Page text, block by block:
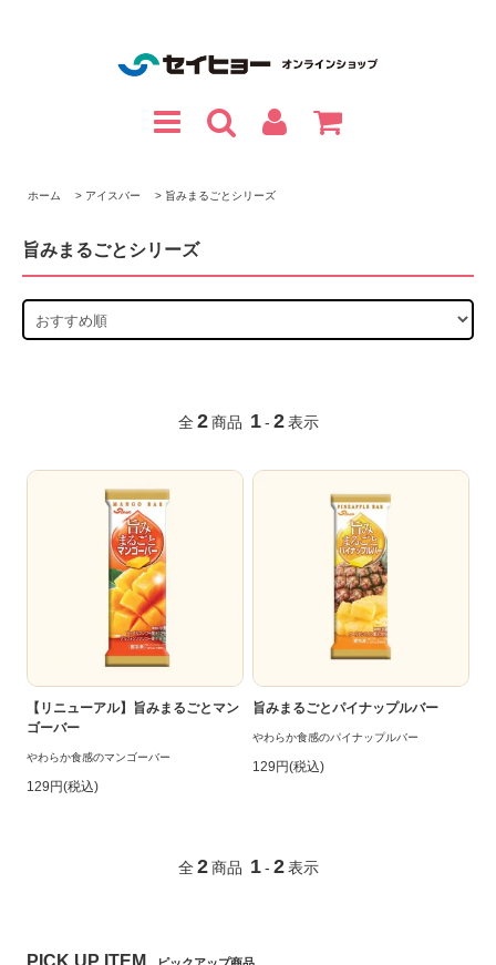
ホーム > アイスバー > 旨みまるごとシリーズ
旨みまるごとシリーズ
全 2 商品 1 - 2 表示
【リニューアル】旨みまるごとマン
ゴーバー
やわらか食感のマンゴーバー
129円(税込)
旨みまるごとパイナップルバー
やわらか食感のパイナップルバー
129円(税込)
全 2 商品 1 - 2 表示